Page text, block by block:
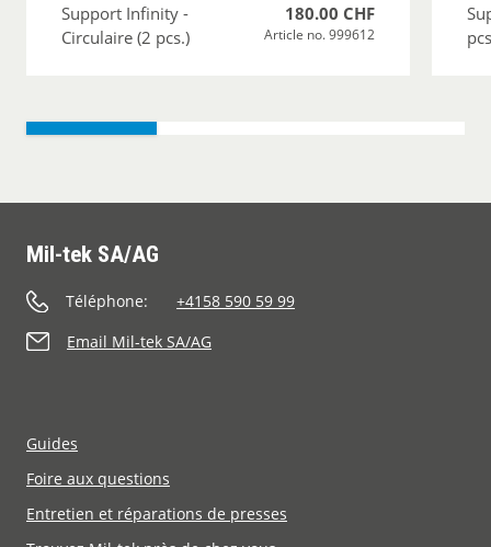
Support Infinity -
Circulaire (2 pcs.)
180.00 CHF
Article no. 999612
Mil-tek SA/AG
Téléphone:
+4158 590 59 99
Email Mil-tek SA/AG
Guides
Foire aux questions
Entretien et réparations de presses